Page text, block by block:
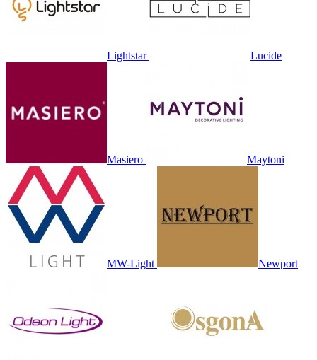
Lightstar Lucide
Masiero Maytoni
MW-Light Newport